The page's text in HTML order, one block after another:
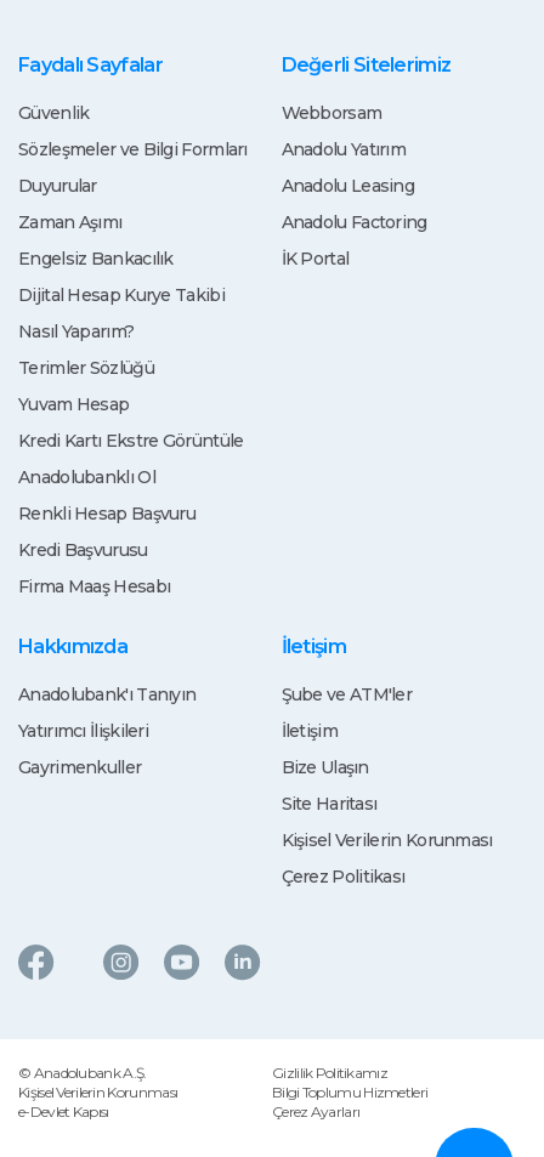
Faydalı Sayfalar
Güvenlik
Sözleşmeler ve Bilgi Formları
Duyurular
Zaman Aşımı
Engelsiz Bankacılık
Dijital Hesap Kurye Takibi
Nasıl Yaparım?
Terimler Sözlüğü
Yuvam Hesap
Kredi Kartı Ekstre Görüntüle
Anadolubanklı Ol
Renkli Hesap Başvuru
Kredi Başvurusu
Firma Maaş Hesabı
Değerli Sitelerimiz
Webborsam
Anadolu Yatırım
Anadolu Leasing
Anadolu Factoring
İK Portal
Hakkımızda
Anadolubank'ı Tanıyın
Yatırımcı İlişkileri
Gayrimenkuller
İletişim
Şube ve ATM'ler
İletişim
Bize Ulaşın
Site Haritası
Kişisel Verilerin Korunması
Çerez Politikası
© Anadolubank A.Ş.
Gizlilik Politikamız
Kişisel Verilerin Korunması
Bilgi Toplumu Hizmetleri
e-Devlet Kapısı
Çerez Ayarları